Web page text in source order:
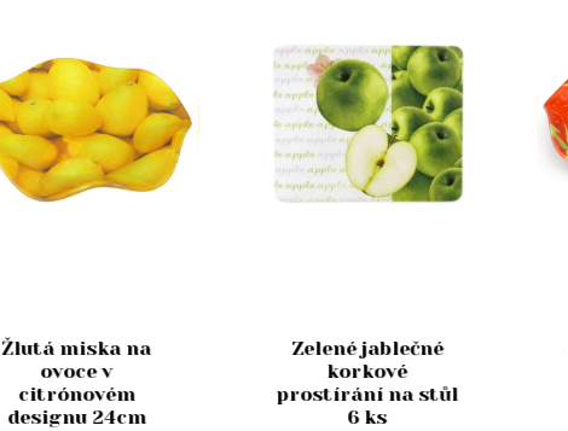
Žlutá miska na
ovoce v
citrónovém
designu 24cm
Zelené jablečné
korkové
prostírání na stůl
6 ks